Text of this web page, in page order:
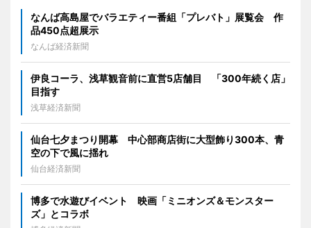
なんば高島屋でバラエティー番組「プレバト」展覧会 作
品450点超展示
なんば経済新聞
伊良コーラ、浅草観音前に直営5店舗目 「300年続く店」
目指す
浅草経済新聞
仙台七夕まつり開幕 中心部商店街に大型飾り300本、青
空の下で風に揺れ
仙台経済新聞
博多で水遊びイベント 映画「ミニオンズ＆モンスター
ズ」とコラボ